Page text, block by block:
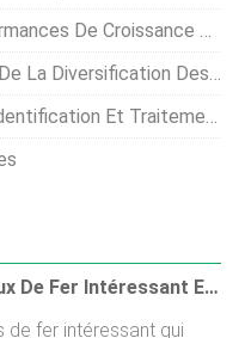
Avec Un Régime Pauvre En Farine De Poisson
Cultures Pour Les Agriculteurs D'intérieur
Champignon De La Tavelure Du Pommier
3 Morceaux De Fer Intéressant En Vente Cette Semaine
de fer intéressant qui